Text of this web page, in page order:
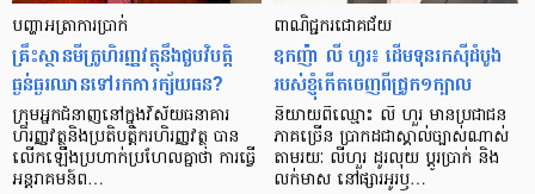
បញ្ហា​អត្រា​ការប្រាក់
គ្រឹះស្ថាន​មីក្រូ​ហិរញ្ញវត្ថុ​នឹង​ជួប​វិបត្តិ​
ធ្ងន់ធ្ងរ​ឈាន​ទៅ​រក​ការ​ក្ស័យធន?
ក្រុម​អ្នក​ជំនាញ​នៅ​ក្នុង​វិស័យ​ធនាគារ
ហិរញ្ញវត្ថុ​និង​ប្រតិបត្តិករ​ហិរញ្ញ​វត្ថុ បាន​​
លើក​ឡើង​ប្រហាក់​ប្រហែល​គ្នា​ថា ការ​ធ្វើ​
អន្តរាគមន៍​ព…
ពាណិជ្ជករជោគជ័យ
ឧកញ៉ា លី ហួរ៖ ដើមទុនរកស៊ីដំបូង
របស់ខ្ញុំកើតចេញពីជ្រូក១ក្បាល
និយាយ​ពី​ឈ្មោះ លី ហួរ មាន​ប្រជាជន​
ភាគ​ច្រើន ប្រាកដ​ជា​ស្គាល់​ច្បាស់​ណាស់
តាមរយៈ លីហួរ ដូរ​លុយ ប្តូរ​បា្រក់ និង​
លក់​មាស នៅ​ផ្សារ​អូរ​ឫ…